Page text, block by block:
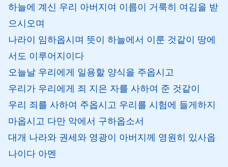
하늘에 계신 우리 아버지여 이름이 거룩히 여김을 받
으시오며
나라이 임하옵시며 뜻이 하늘에서 이룬 것같이 땅에
서도 이루어지이다
오늘날 우리에게 일용할 양식을 주옵시고
우리가 우리에게 죄 지은 자를 사하여 준 것같이
우리 죄를 사하여 주옵시고 우리를 시험에 들게하지
마옵시고 다만 악에서 구하옵소서
대개 나라와 권세와 영광이 아버지께 영원히 있사옵
나이다 아멘